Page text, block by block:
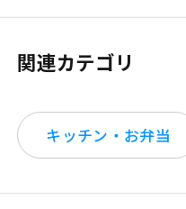
関連カテゴリ
キッチン・お弁当